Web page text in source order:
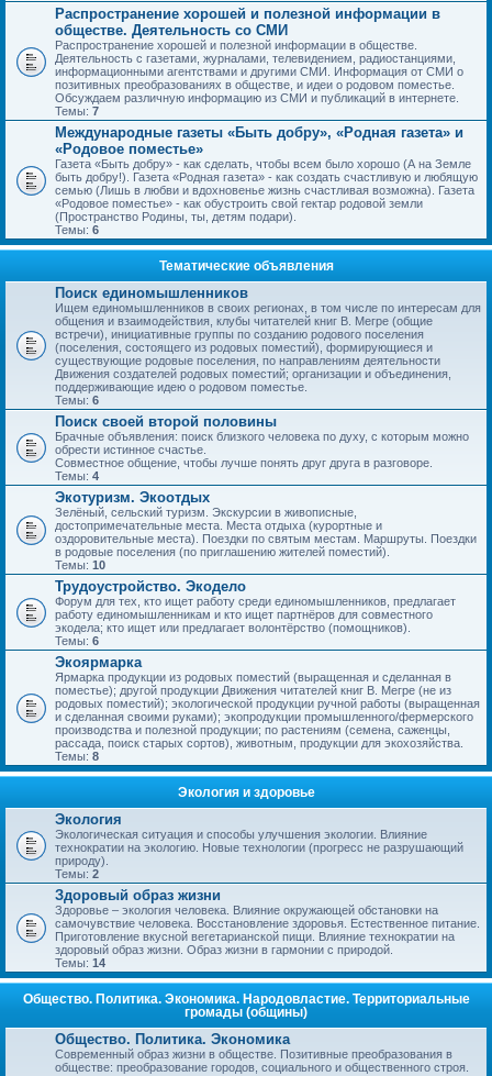
Распространение хорошей и полезной информации в
обществе. Деятельность со СМИ
Распространение хорошей и полезной информации в обществе.
Деятельность с газетами, журналами, телевидением, радиостанциями,
информационными агентствами и другими СМИ. Информация от СМИ о
позитивных преобразованиях в обществе, и идеи о родовом поместье.
Обсуждаем различную информацию из СМИ и публикаций в интернете.
Темы: 7
Международные газеты «Быть добру», «Родная газета» и
«Родовое поместье»
Газета «Быть добру» - как сделать, чтобы всем было хорошо (А на Земле
быть добру!). Газета «Родная газета» - как создать счастливую и любящую
семью (Лишь в любви и вдохновенье жизнь счастливая возможна). Газета
«Родовое поместье» - как обустроить свой гектар родовой земли
(Пространство Родины, ты, детям подари).
Темы: 6
Тематические объявления
Поиск единомышленников
Ищем единомышленников в своих регионах, в том числе по интересам для
общения и взаимодействия, клубы читателей книг В. Мегре (общие
встречи), инициативные группы по созданию родового поселения
(поселения, состоящего из родовых поместий), формирующиеся и
существующие родовые поселения, по направлениям деятельности
Движения создателей родовых поместий; организации и объединения,
поддерживающие идею о родовом поместье.
Темы: 6
Поиск своей второй половины
Брачные объявления: поиск близкого человека по духу, с которым можно
обрести истинное счастье.
Совместное общение, чтобы лучше понять друг друга в разговоре.
Темы: 4
Экотуризм. Экоотдых
Зелёный, сельский туризм. Экскурсии в живописные,
достопримечательные места. Места отдыха (курортные и
оздоровительные места). Поездки по святым местам. Маршруты. Поездки
в родовые поселения (по приглашению жителей поместий).
Темы: 10
Трудоустройство. Экодело
Форум для тех, кто ищет работу среди единомышленников, предлагает
работу единомышленникам и кто ищет партнёров для совместного
экодела; кто ищет или предлагает волонтёрство (помощников).
Темы: 6
Экоярмарка
Ярмарка продукции из родовых поместий (выращенная и сделанная в
поместье); другой продукции Движения читателей книг В. Мегре (не из
родовых поместий); экологической продукции ручной работы (выращенная
и сделанная своими руками); экопродукции промышленного/фермерского
производства и полезной продукции; по растениям (семена, саженцы,
рассада, поиск старых сортов), животным, продукции для экохозяйства.
Темы: 8
Экология и здоровье
Экология
Экологическая ситуация и способы улучшения экологии. Влияние
технократии на экологию. Новые технологии (прогресс не разрушающий
природу).
Темы: 2
Здоровый образ жизни
Здоровье – экология человека. Влияние окружающей обстановки на
самочувствие человека. Восстановление здоровья. Естественное питание.
Приготовление вкусной вегетарианской пищи. Влияние технократии на
здоровый образ жизни. Образ жизни в гармонии с природой.
Темы: 14
Общество. Политика. Экономика. Народовластие. Территориальные
громады (общины)
Общество. Политика. Экономика
Современный образ жизни в обществе. Позитивные преобразования в
обществе: преобразование городов, социального и общественного строя.